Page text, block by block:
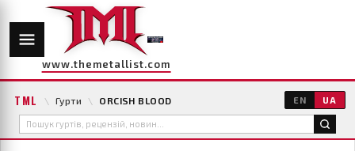
www.themetallist.com
TML \ Гурти \ ORCISH BLOOD EN UA